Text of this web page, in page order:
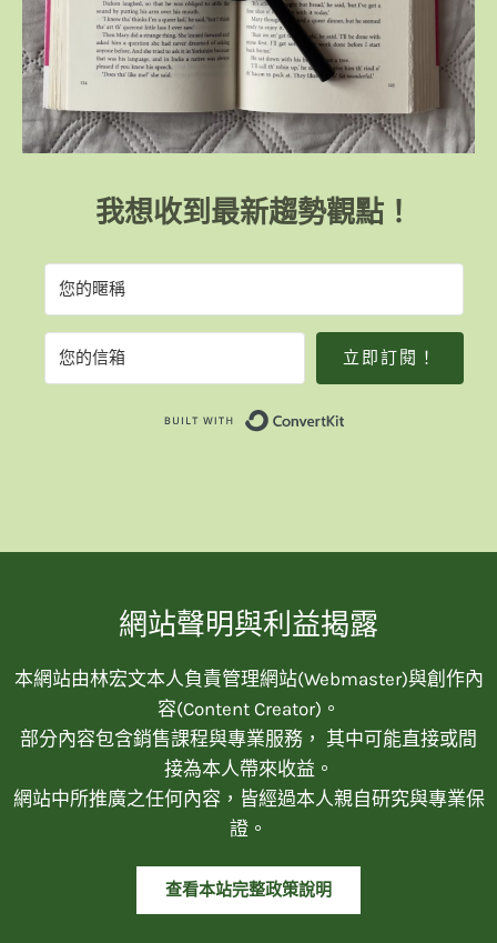
我想收到最新趨勢觀點！
立即訂閱！
網站聲明與利益揭露
本網站由林宏文本人負責管理網站(Webmaster)與創作內
容(Content Creator)。
部分內容包含銷售課程與專業服務， 其中可能直接或間
接為本人帶來收益。
網站中所推廣之任何內容，皆經過本人親自研究與專業保
證。
查看本站完整政策說明